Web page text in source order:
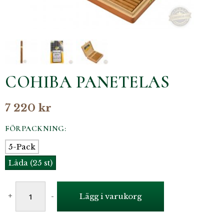
COHIBA PANETELAS
7 220 kr
FÖRPACKNING:
5-Pack
Låda (25 st)
+ - Lägg i varukorg